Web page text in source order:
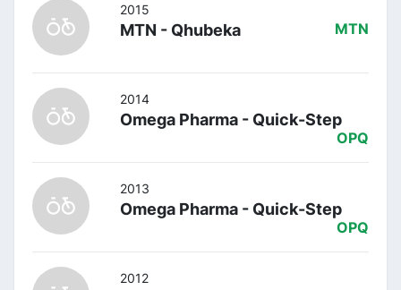
2015
MTN - Qhubeka MTN
2014
Omega Pharma - Quick-Step
OPQ
2013
Omega Pharma - Quick-Step
OPQ
2012